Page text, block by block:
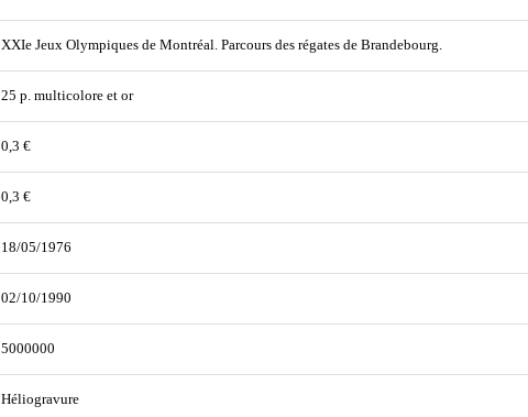
XXIe Jeux Olympiques de Montréal. Parcours des régates de Brandebourg.
25 p. multicolore et or
0,3 €
0,3 €
18/05/1976
02/10/1990
5000000
Héliogravure